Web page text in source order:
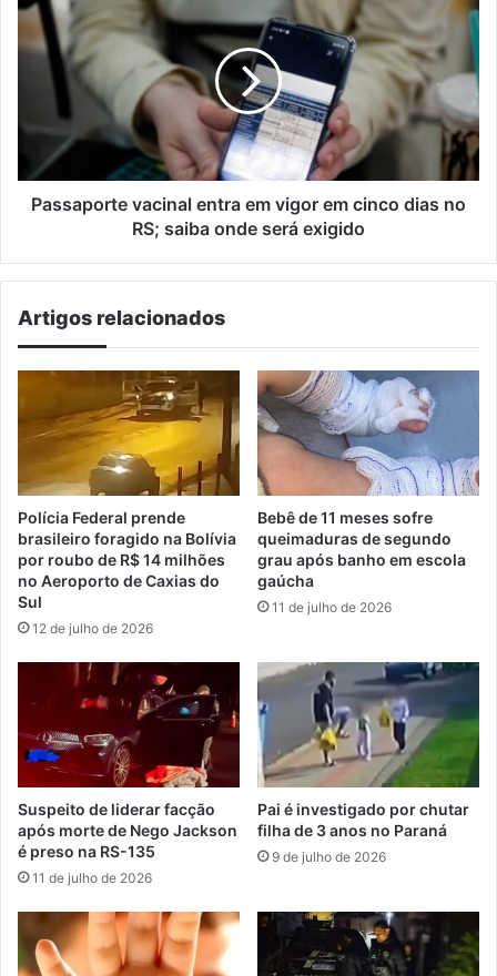
final
ano
vacinal
entra
cinco
no
RS;Passaporte vacinal entra em vigor em cinco dias no
RS; saiba onde será exigido
Artigos relacionados
Polícia Federal prende
brasileiro foragido na Bolívia
por roubo de R$ 14 milhões
no Aeroporto de Caxias do
Sul
12 de julho de 2026
Bebê de 11 meses sofre
queimaduras de segundo
grau após banho em escola
gaúcha
11 de julho de 2026
Suspeito de liderar facção
após morte de Nego Jackson
é preso na RS-135
11 de julho de 2026
Pai é investigado por chutar
filha de 3 anos no Paraná
9 de julho de 2026